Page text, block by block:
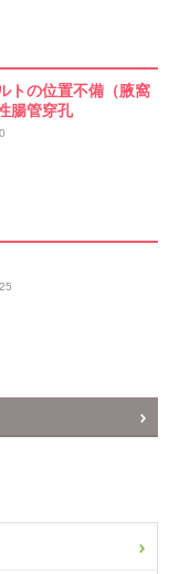
トの位置不備（腋窩
腸管穿孔